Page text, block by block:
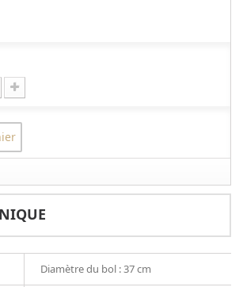
Diamètre du bol : 37 cm